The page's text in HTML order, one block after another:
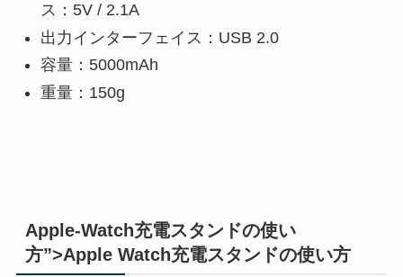
ス：5V / 2.1A
出力インターフェイス：USB 2.0
容量：5000mAh
重量：150g
Apple-Watch充電スタンドの使い
方”>Apple Watch充電スタンドの使い方